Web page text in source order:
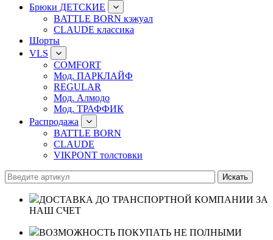
Брюки ДЕТСКИЕ
BATTLE BORN кэжуал
CLAUDE классика
Шорты
VLS
COMFORT
Мод. ПАРКЛАЙФ
REGULAR
Мод. Алмодо
Мод. ТРАФФИК
Распродажа
BATTLE BORN
CLAUDE
VIKPONT толстовки
ДОСТАВКА ДО ТРАНСПОРТНОЙ КОМПАНИИ ЗА
НАШ СЧЕТ
ВОЗМОЖНОСТЬ ПОКУПАТЬ НЕ ПОЛНЫМИ